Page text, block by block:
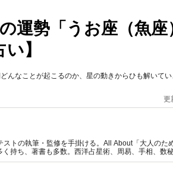
運勢「うお座（魚座
】
んなことが起こるのか、星の動きからひも解いて
更
トの執筆・監修を手掛ける。All About「大人のた
持ち、著書も多数。西洋占星術、周易、手相、数
。